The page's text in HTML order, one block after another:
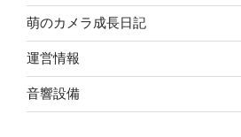
萌のカメラ成長日記
運営情報
音響設備